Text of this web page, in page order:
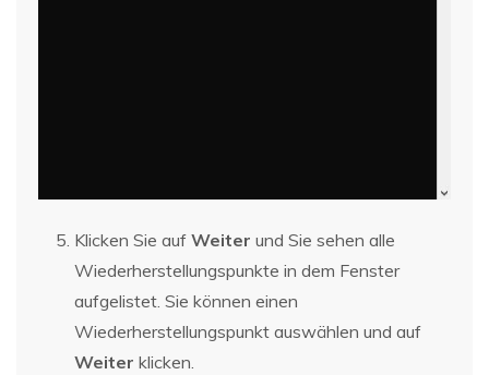
Klicken Sie auf Weiter und Sie sehen alle
Wiederherstellungspunkte in dem Fenster
aufgelistet. Sie können einen
Wiederherstellungspunkt auswählen und auf
Weiter klicken.